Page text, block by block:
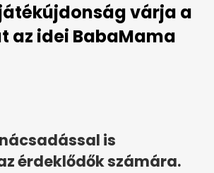
várja a
az idei BabaMama
is
érdeklődők számára.